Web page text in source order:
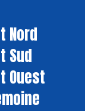
Nord
Sud
Ouest